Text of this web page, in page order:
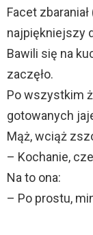
Facet
najpiękniejszy
Bawili się na
zaczęło.
Po wszystkim
gotowanych
Mąż, wciąż
– Kochanie,
Na to ona:
– Po prostu,